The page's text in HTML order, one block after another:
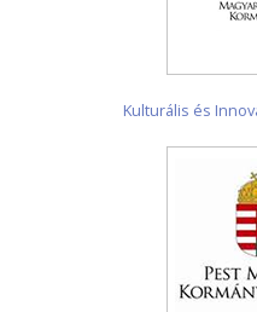
Kulturális és